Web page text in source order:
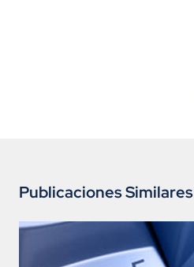
Publicaciones Similares